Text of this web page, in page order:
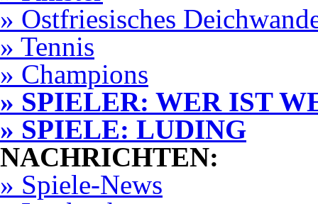
» Ostfriesisches
» Tennis
» Champions
» SPIELER: WER IST
» SPIELE: LUDING
NACHRICHTEN:
» Spiele-News